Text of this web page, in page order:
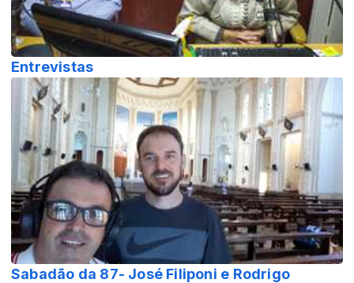
Entrevistas
Sabadão da 87- José Filiponi e Rodrigo